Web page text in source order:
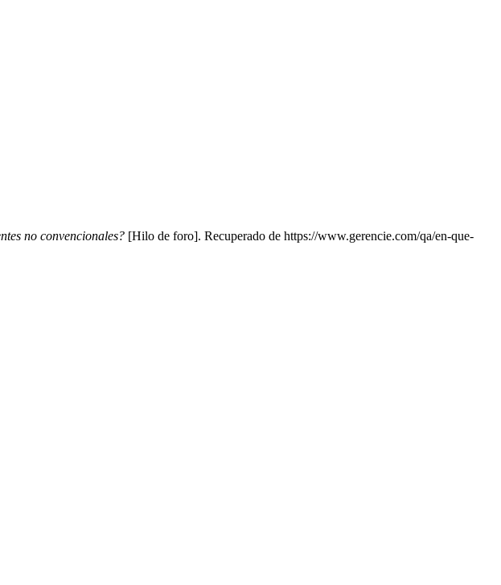
no convencionales? [Hilo de foro]. Recuperado de https://www.gerencie.com/qa/en-que-